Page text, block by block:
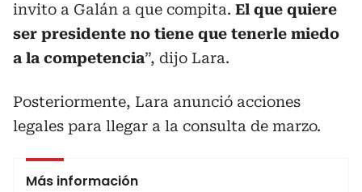
invito a Galán a que compita. El que quiere
ser presidente no tiene que tenerle miedo
a la competencia”, dijo Lara.
Posteriormente, Lara anunció acciones
legales para llegar a la consulta de marzo.
Más información